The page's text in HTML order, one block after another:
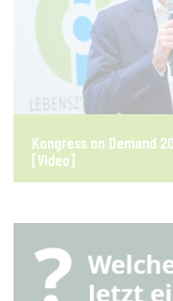
Kongress on Demand
[Video]